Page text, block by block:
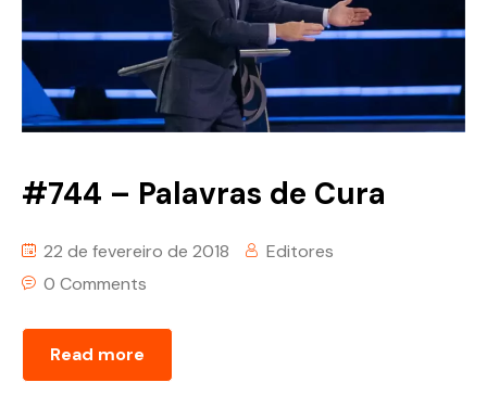
#744 – Palavras de Cura
22 de fevereiro de 2018
Editores
0 Comments
Read more